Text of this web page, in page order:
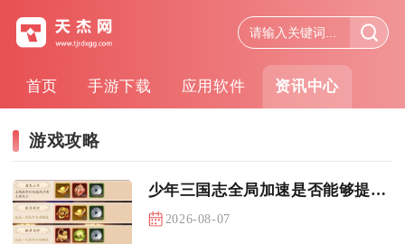
首页 手游下载 应用软件 资讯中心
游戏攻略
少年三国志全局加速是否能够提升游戏体验
2026-08-07